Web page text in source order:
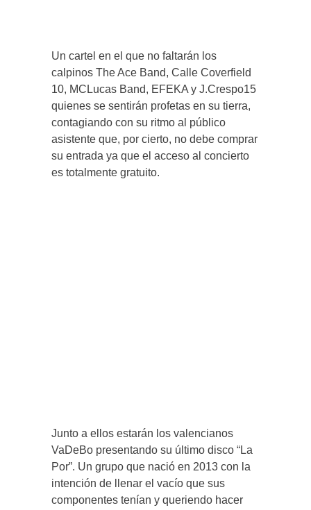
Un cartel en el que no faltarán los
calpinos The Ace Band, Calle Coverfield
10, MCLucas Band, EFEKA y J.Crespo15
quienes se sentirán profetas en su tierra,
contagiando con su ritmo al público
asistente que, por cierto, no debe comprar
su entrada ya que el acceso al concierto
es totalmente gratuito.
Junto a ellos estarán los valencianos
VaDeBo presentando su último disco “La
Por”. Un grupo que nació en 2013 con la
intención de llenar el vacío que sus
componentes tenían y queriendo hacer